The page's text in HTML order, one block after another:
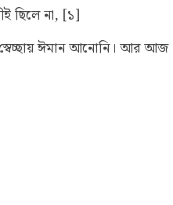
ছিলে না, [১]
ঈমান আনোনি। আর আজ